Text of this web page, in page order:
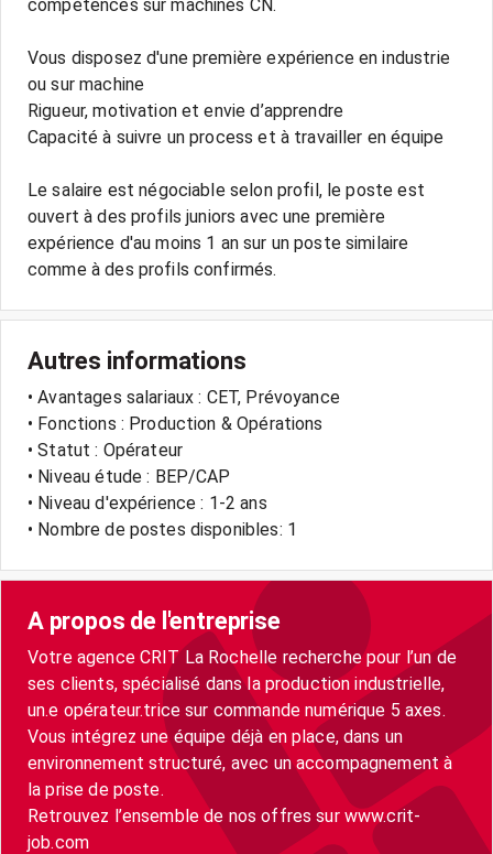
compétences sur machines CN.
Vous disposez d'une première expérience en industrie
ou sur machine
Rigueur, motivation et envie d’apprendre
Capacité à suivre un process et à travailler en équipe
Le salaire est négociable selon profil, le poste est
ouvert à des profils juniors avec une première
expérience d'au moins 1 an sur un poste similaire
comme à des profils confirmés.
Autres informations
• Avantages salariaux : CET, Prévoyance
• Fonctions : Production & Opérations
• Statut : Opérateur
• Niveau étude : BEP/CAP
• Niveau d'expérience : 1-2 ans
• Nombre de postes disponibles: 1
A propos de l'entreprise
Votre agence CRIT La Rochelle recherche pour l’un de
ses clients, spécialisé dans la production industrielle,
un.e opérateur.trice sur commande numérique 5 axes.
Vous intégrez une équipe déjà en place, dans un
environnement structuré, avec un accompagnement à
la prise de poste.
Retrouvez l’ensemble de nos offres sur www.crit-
job.com